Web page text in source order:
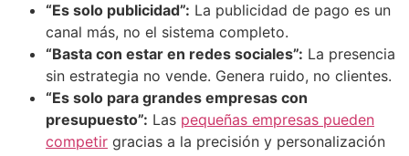
“Es solo publicidad”: La publicidad de pago es un
canal más, no el sistema completo.
“Basta con estar en redes sociales”: La presencia
sin estrategia no vende. Genera ruido, no clientes.
“Es solo para grandes empresas con
presupuesto”: Las pequeñas empresas pueden
competir gracias a la precisión y personalización